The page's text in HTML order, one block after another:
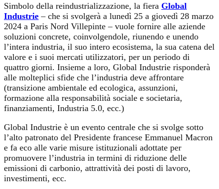
Simbolo della reindustrializzazione, la fiera Global
Industrie – che si svolgerà a lunedì 25 a giovedì 28 marzo
2024 a Paris Nord Villepinte – vuole fornire alle aziende
soluzioni concrete, coinvolgendole, riunendo e unendo
l’intera industria, il suo intero ecosistema, la sua catena del
valore e i suoi mercati utilizzatori, per un periodo di
quattro giorni. Insieme a loro, Global Industrie risponderà
alle molteplici sfide che l’industria deve affrontare
(transizione ambientale ed ecologica, assunzioni,
formazione alla responsabilità sociale e societaria,
finanziamenti, Industria 5.0, ecc.)
Global Industrie è un evento centrale che si svolge sotto
l’alto patronato del Presidente francese Emmanuel Macron
e fa eco alle varie misure istituzionali adottate per
promuovere l’industria in termini di riduzione delle
emissioni di carbonio, attrattività dei posti di lavoro,
investimenti, ecc.